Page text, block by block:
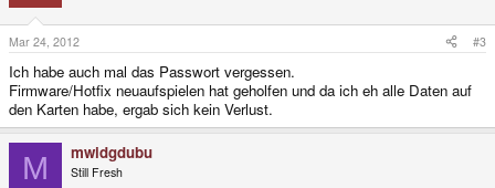
Mar 24, 2012 #3
Ich habe auch mal das Passwort vergessen.
Firmware/Hotfix neuaufspielen hat geholfen und da ich eh alle Daten auf
den Karten habe, ergab sich kein Verlust.
M mwidgdubu
Still Fresh